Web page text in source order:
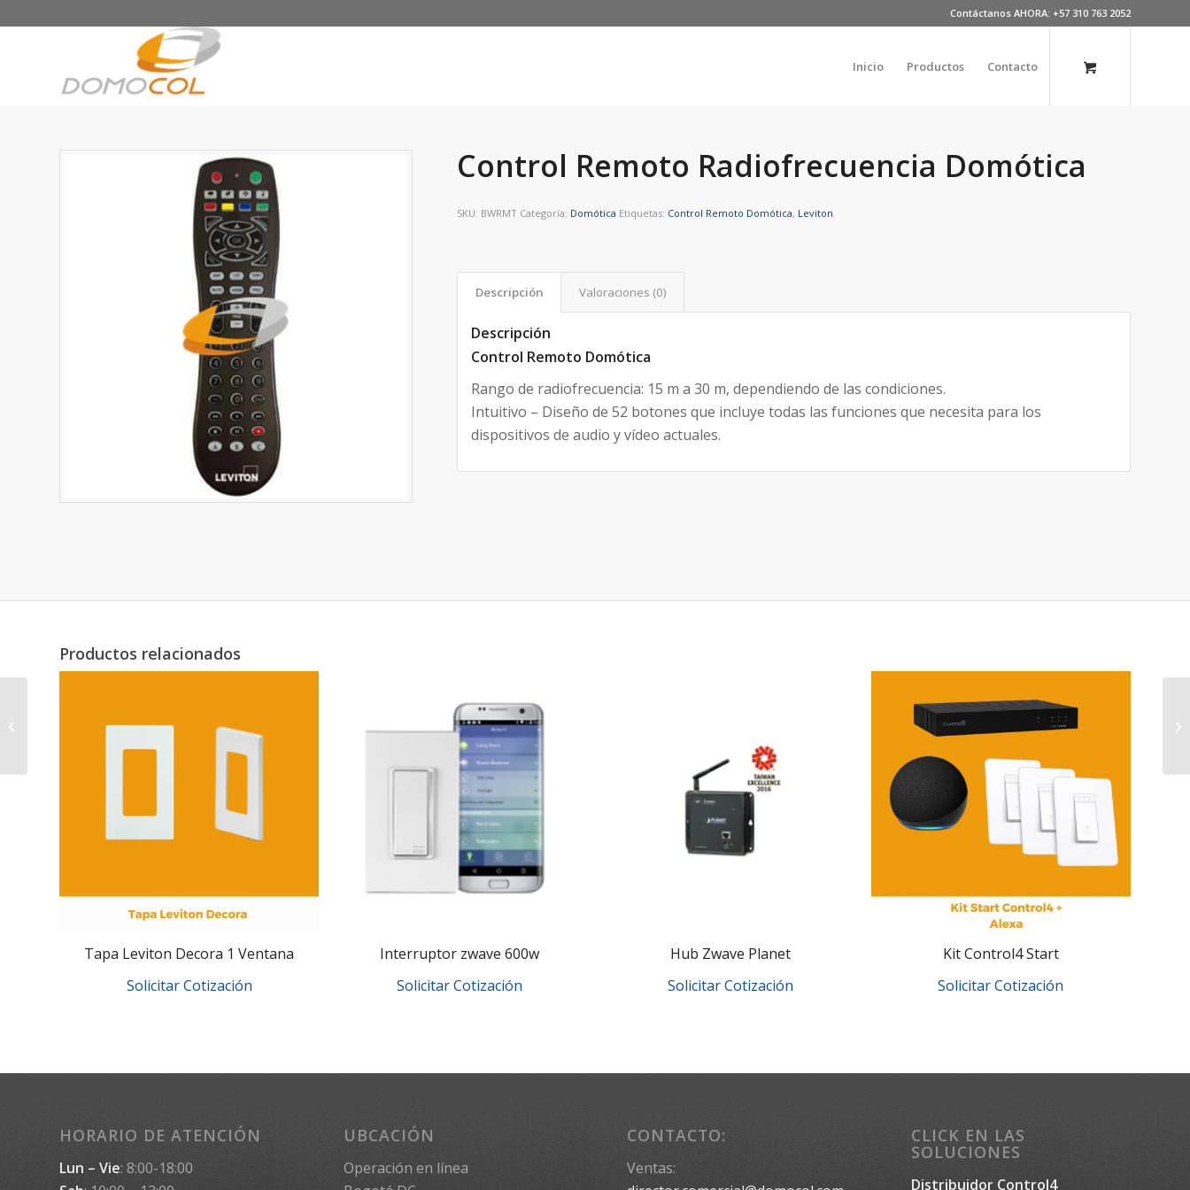
Contáctanos AHORA: +57 310 763 2052
Inicio Productos Contacto
Control Remoto Radiofrecuencia Domótica
SKU: BWRMT Categoría: Domótica Etiquetas: Control Remoto Domótica, Leviton
Descripción Valoraciones (0)
Descripción
Control Remoto Domótica
Rango de radiofrecuencia: 15 m a 30 m, dependiendo de las condiciones.
Intuitivo – Diseño de 52 botones que incluye todas las funciones que necesita para los
dispositivos de audio y vídeo actuales.
Productos relacionados
Tapa Leviton Decora 1 Ventana
Solicitar Cotización
Interruptor zwave 600w
Solicitar Cotización
Hub Zwave Planet
Solicitar Cotización
Kit Control4 Start
Solicitar Cotización
HORARIO DE ATENCIÓN
Lun – Vie: 8:00-18:00
UBCACIÓN
Operación en línea
CONTACTO:
Ventas:
CLICK EN LAS
SOLUCIONES
Distribuidor Control4